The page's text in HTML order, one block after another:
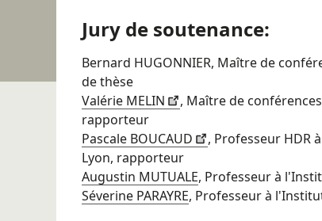
Jury de soutenance:
Bernard HUGONNIER, Maître de
de thèse
Valérie MELIN
, Maître de
rapporteur
Pascale BOUCAUD
, Professeur HDR
Lyon, rapporteur
Augustin MUTUALE, Professeur à
Séverine PARAYRE, Professeur à